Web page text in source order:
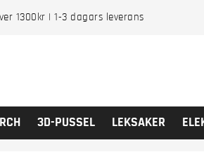
1300kr | 1-3 dagars leverans
3D-PUSSEL LEKSAKER